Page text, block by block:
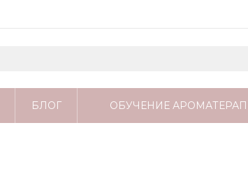
БЛОГ ОБУЧЕНИЕ